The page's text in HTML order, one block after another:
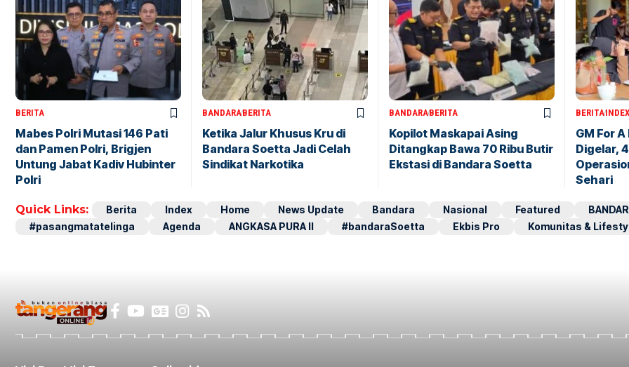
BERITA
Mabes Polri Mutasi 146 Pati
dan Pamen Polri, Brigjen
Untung Jabat Kadiv Hubinter
Polri
BANDARABERITA
Ketika Jalur Khusus Kru di
Bandara Soetta Jadi Celah
Sindikat Narkotika
BANDARABERITA
Kopilot Maskapai Asing
Ditangkap Bawa 70 Ribu Butir
Ekstasi di Bandara Soetta
BERITAINDEX
GM For
Digelar,
Sehari
Quick Links: Berita Index Home News Update Bandara Nasional Featured
#pasangmatatelinga
Agenda ANGKASA PURA II #bandaraSoetta Ekbis Pro Komunitas &